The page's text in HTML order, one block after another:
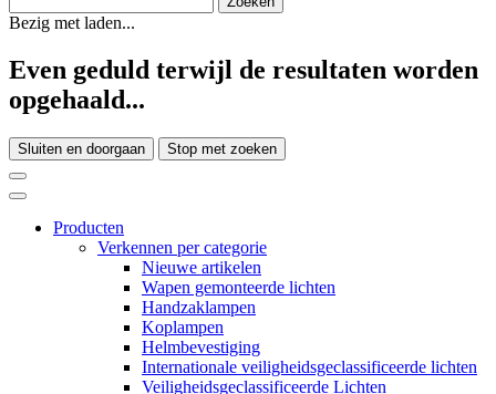
Bezig met laden...
Even geduld terwijl de resultaten worden
opgehaald...
Sluiten en doorgaan Stop met zoeken
Producten
Verkennen per categorie
Nieuwe artikelen
Wapen gemonteerde lichten
Handzaklampen
Koplampen
Helmbevestiging
Internationale veiligheidsgeclassificeerde lichten
Veiligheidsgeclassificeerde Lichten